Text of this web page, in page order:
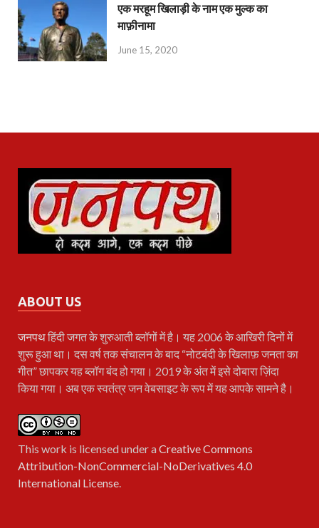
एक मरहूम खिलाड़ी के नाम एक मुल्क का
माफ़ीनामा
June 15, 2020
ABOUT US
जनपथहिंदी जगत के शुरुआती ब्लॉगों में है। यह 2006 के आखिरी दिनों में
शुरू हुआ था। दस वर्ष तक संचालन के बाद “नोटबंदी के खिलाफ़ जनता का
गीत” छापकर यह ब्लॉग बंद हो गया। 2019 के अंत में इसे दोबारा ज़िंदा
किया गया। अब एक स्वतंत्र जन वेबसाइट के रूप में यह आपके सामने है।
This work is licensed under aCreative Commons
Attribution-NonCommercial-NoDerivatives 4.0
International License.